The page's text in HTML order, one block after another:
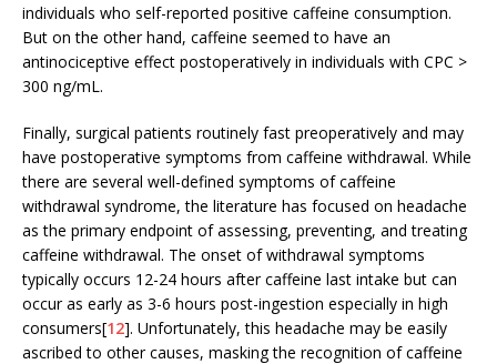
individuals who self-reported positive caffeine consumption.
But on the other hand, caffeine seemed to have an
antinociceptive effect postoperatively in individuals with CPC >
300 ng/mL.
Finally, surgical patients routinely fast preoperatively and may
have postoperative symptoms from caffeine withdrawal. While
there are several well-defined symptoms of caffeine
withdrawal syndrome, the literature has focused on headache
as the primary endpoint of assessing, preventing, and treating
caffeine withdrawal. The onset of withdrawal symptoms
typically occurs 12-24 hours after caffeine last intake but can
occur as early as 3-6 hours post-ingestion especially in high
consumers[12]. Unfortunately, this headache may be easily
ascribed to other causes, masking the recognition of caffeine